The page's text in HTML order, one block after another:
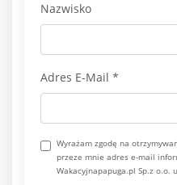
Nazwisko
Adres E-Mail *
Wyrażam zgodę na
przeze mnie adres e-mail
Wakacyjnapapuga.pl Sp.z o.o.